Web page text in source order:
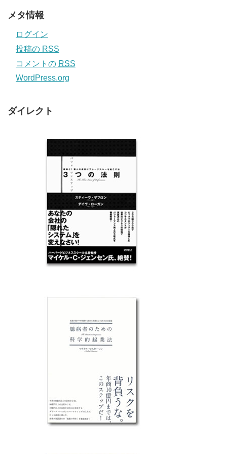
メタ情報
ログイン
投稿の RSS
コメントの RSS
WordPress.org
ダイレクト